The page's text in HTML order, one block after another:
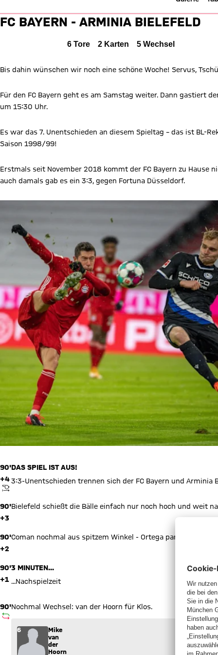
FC Bayern München gegen DSC Arminia Bielefeld
Zwischenergebnis:
0 zu 2 nach Erste Halbzeit
Liveticker: FC Bayern vs.
FC BAYERN - ARMINIA BIELEFELD
6 Tore 2 Karten 5 Wechsel
Bis dahin wünschen wir noch eine schöne Woche! Servus,
Für den FC Bayern geht es am Samstag weiter. Dann gastiert
um 15:30 Uhr.
Es war das 7. Unentschieden an diesem Spieltag – das ist BL-
Saison 1998/99!
Erstmals seit November 2018 kommt der FC Bayern zu Hause
auch damals gab es ein 3:3, gegen Fortuna Düsseldorf.
90'
+4
ANPFIFF
DAS SPIEL IST AUS!
3:3-Unentschieden trennen sich der FC Bayern und Arminia
90'
+3
Bielefeld schießt die Bälle einfach nur noch hoch und weit
90'
+2
Coman nochmal aus spitzem Winkel - Ortega pariert.
90'
+1
3 MINUTEN...
...Nachspielzeit
90'
AUSWECHSLUNG
Nochmal Wechsel: van der Hoorn für Klos.
Wechsel: Mike van der Hoorn (6) kommt für Fabian Klos (9)
6
Mike
van
der
Hoorn